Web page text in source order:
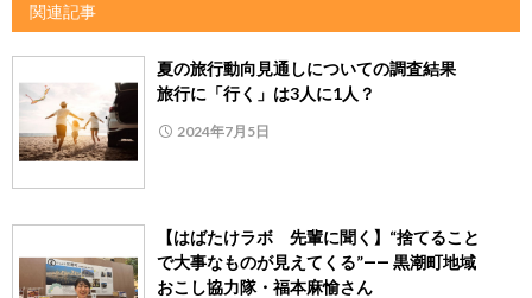
関連記事
夏の旅行動向見通しについての調査結果
旅行に「行く」は3人に1人？
2024年7月5日
【はばたけラボ 先輩に聞く】“捨てること
で大事なものが見えてくる”―― 黒潮町地域
おこし協力隊・福本麻愉さん